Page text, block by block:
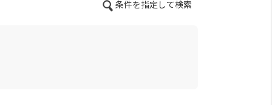
条件を指定して検索